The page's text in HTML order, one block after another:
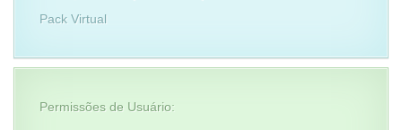
Pack Virtual
Permissões de Usuário: